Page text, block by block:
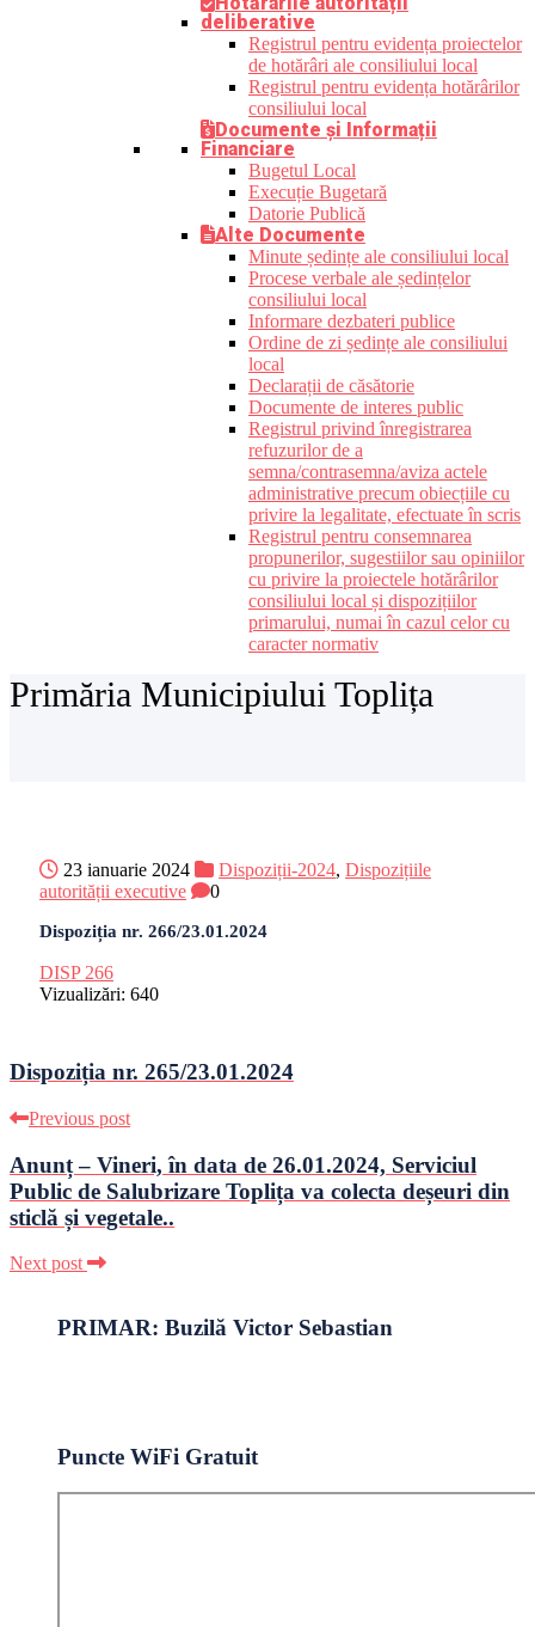
deliberative
Registrul pentru evidența proiectelor
de hotărâri ale consiliului local
Registrul pentru evidența hotărârilor
consiliului local
Documente și Informații
Financiare
Bugetul Local
Execuție Bugetară
Datorie Publică
Alte Documente
Minute ședințe ale consiliului local
Procese verbale ale ședințelor
consiliului local
Informare dezbateri publice
Ordine de zi ședințe ale consiliului
local
Declarații de căsătorie
Documente de interes public
Registrul privind înregistrarea
refuzurilor de a
semna/contrasemna/aviza actele
administrative precum obiecțiile cu
privire la legalitate, efectuate în scris
Registrul pentru consemnarea
propunerilor, sugestiilor sau opiniilor
cu privire la proiectele hotărârilor
consiliului local și dispozițiilor
primarului, numai în cazul celor cu
caracter normativ
Primăria Municipiului Toplița
23 ianuarie 2024 Dispoziții-2024, Dispozițiile
autorității executive
0
Dispoziția nr. 266/23.01.2024
DISP 266
Vizualizări: 640
Dispoziția nr. 265/23.01.2024
Previous post
Anunț – Vineri, în data de 26.01.2024, Serviciul
Public de Salubrizare Toplița va colecta deșeuri din
sticlă și vegetale..
Next post
PRIMAR: Buzilă Victor Sebastian
Puncte WiFi Gratuit